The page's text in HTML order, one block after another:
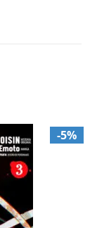
-5%